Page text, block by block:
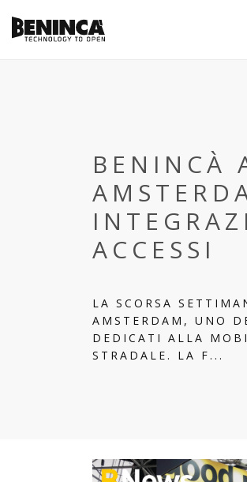
BENINCÀ
ACCESSI
LA SCORSA
AMSTERDAM, UNO
DEDICATI ALLA
STRADALE. LA F...